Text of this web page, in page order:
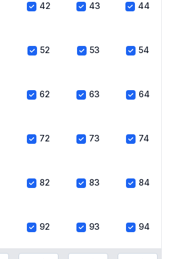
42 43 44
52 53 54
62 63 64
72 73 74
82 83 84
92 93 94